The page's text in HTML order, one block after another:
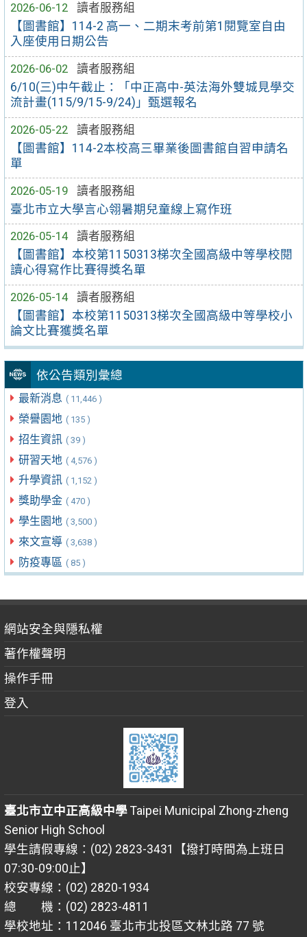
2026-06-12
讀者服務組
【圖書館】114-2 高一、二期末考前第1閱覽室自由
入座使用日期公告
2026-06-02
讀者服務組
6/10(三)中午截止：「中正高中-英法海外雙城見學交
流計畫(115/9/15-9/24)」甄選報名
2026-05-22
讀者服務組
【圖書館】114-2本校高三畢業後圖書館自習申請名
單
2026-05-19
讀者服務組
臺北市立大學言心翎暑期兒童線上寫作班
2026-05-14
讀者服務組
【圖書館】本校第1150313梯次全國高級中等學校閱
讀心得寫作比賽得獎名單
2026-05-14
讀者服務組
【圖書館】本校第1150313梯次全國高級中等學校小
論文比賽獲獎名單
依公告類別彙總
最新消息 ( 11,446 )
榮譽園地 ( 135 )
招生資訊 ( 39 )
研習天地 ( 4,576 )
升學資訊 ( 1,152 )
獎助學金 ( 470 )
學生園地 ( 3,500 )
來文宣導 ( 3,638 )
防疫專區 ( 85 )
網站安全與隱私權
著作權聲明
操作手冊
登入
臺北市立中正高級中學Taipei Municipal Zhong-zheng
Senior High School
學生請假專線：(02) 2823-3431【撥打時間為上班日
07:30-09:00止】
校安專線：(02) 2820-1934
總 機：(02) 2823-4811
學校地址：112046 臺北市北投區文林北路 77 號